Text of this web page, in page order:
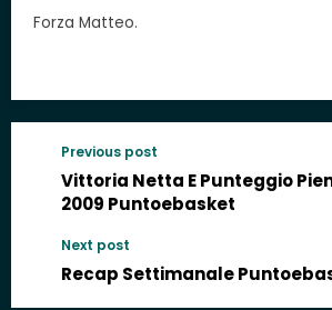
Forza Matteo.
Previous post
Vittoria Netta E Punteggio
2009 Puntoebasket
Next post
Recap Settimanale